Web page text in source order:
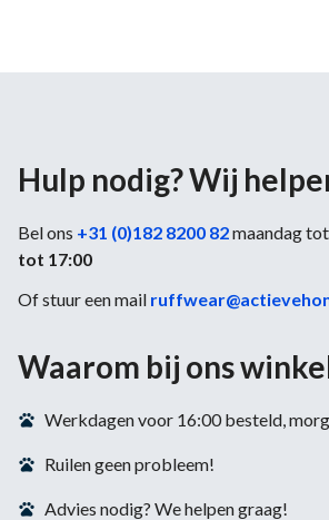
Hulp nodig? Wij
Bel ons +31 (0)182 8200 82maandag
tot 17:00
Of stuur een mail
Waarom bij ons
Werkdagen voor 16:00 besteld,
Ruilen geen probleem!
Advies nodig? We helpen graag!